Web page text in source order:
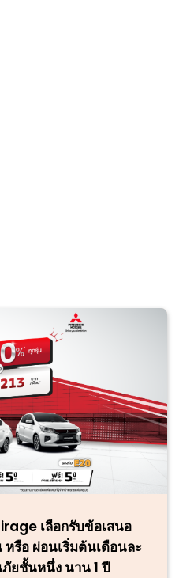
เลือกรับข้อเสนอ
รือ ผ่อนเริ่มต้นเดือนละ
ยชั้นหนึ่ง นาน 1 ปี